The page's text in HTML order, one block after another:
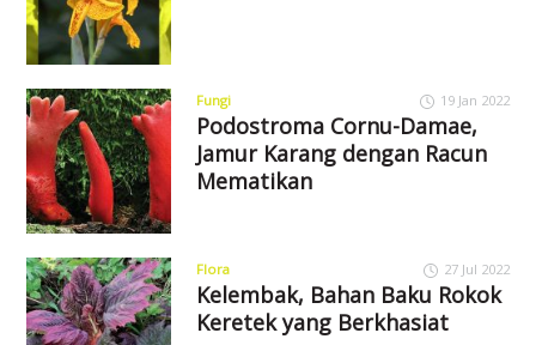
Fungi 19 Jan 2022
Podostroma Cornu-Damae,
Jamur Karang dengan Racun
Mematikan
Flora 27 Jul 2022
Kelembak, Bahan Baku Rokok
Keretek yang Berkhasiat